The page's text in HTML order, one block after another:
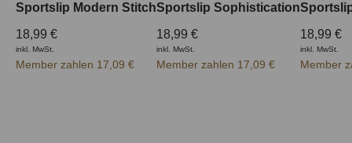
Sportslip Modern Stitch
18,99 €
inkl. MwSt.
Member zahlen 17,09 €
Sportslip Sophistication
18,99 €
inkl. MwSt.
Member zahlen 17,09 €
18,99 €
inkl. MwSt.
Member